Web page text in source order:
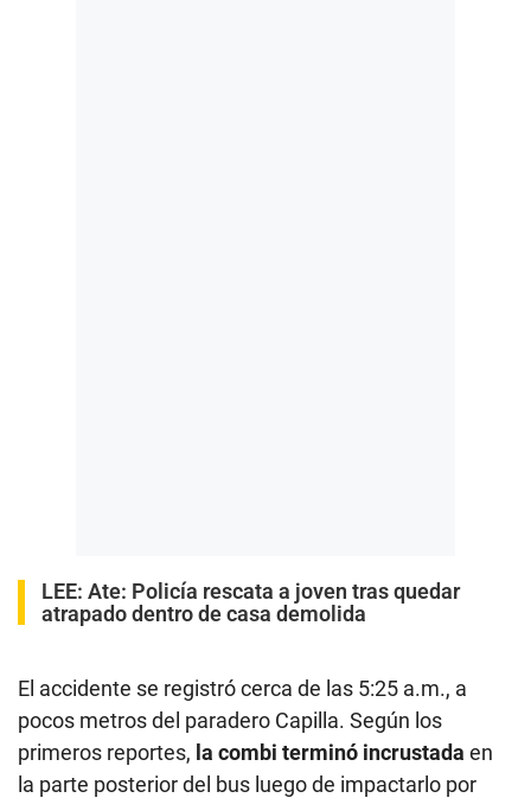
LEE: Ate: Policía rescata a joven tras quedar
atrapado dentro de casa demolida
El accidente se registró cerca de las 5:25 a.m., a
pocos metros del paradero Capilla. Según los
primeros reportes, la combi terminó incrustada en
la parte posterior del bus luego de impactarlo por